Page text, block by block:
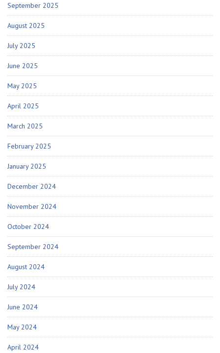
September 2025
August 2025
July 2025
June 2025
May 2025
April 2025
March 2025
February 2025
January 2025
December 2024
November 2024
October 2024
September 2024
August 2024
July 2024
June 2024
May 2024
April 2024